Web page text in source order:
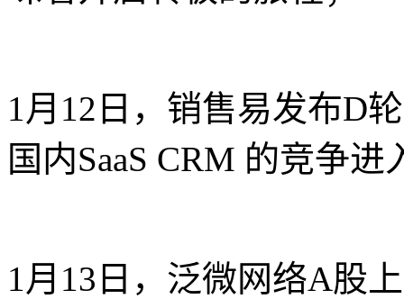
1月12日，销售易发布D
国内SaaS CRM 的竞争
1月13日，泛微网络A股